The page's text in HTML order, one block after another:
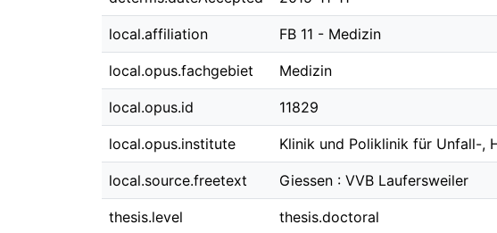
local.affiliation FB 11 - Medizin
local.opus.fachgebiet Medizin
local.opus.id 11829
local.opus.institute Klinik und Poliklinik für Unfall-,
local.source.freetext Giessen : VVB Laufersweiler
thesis.level thesis.doctoral